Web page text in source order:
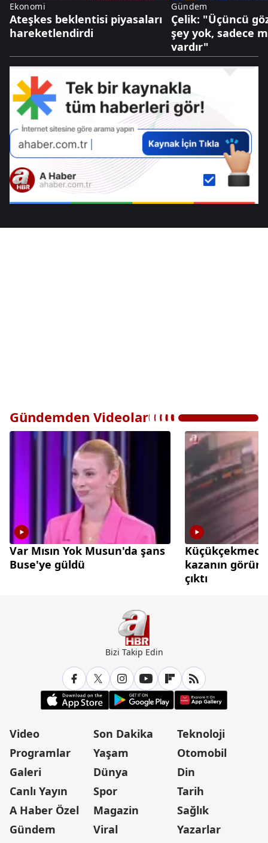
Ekonomi
Ateşkes beklentisi piyasaları
hareketlendirdi
Gündem
Çelik: "Üçüncü
şey yok, sadece
vardır"
Gündemden Videolar
Var Mısın Yok Musun'da şans
Buse'ye güldü
kazanın
çıktı
Bizi Takip Edin
Video
Programlar
Galeri
Canlı Yayın
A Haber Özel
Gündem
Son Dakika
Yaşam
Dünya
Spor
Magazin
Viral
Teknoloji
Otomobil
Din
Tarih
Sağlık
Yazarlar